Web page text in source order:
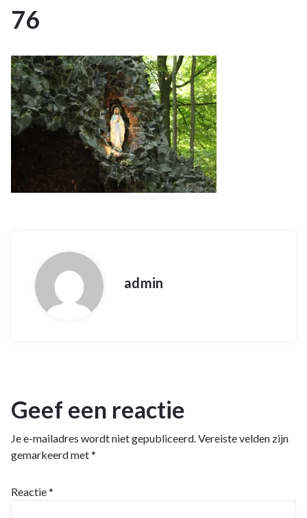
10
OKT 2023
76
admin
Geef een reactie
Je e-mailadres wordt niet gepubliceerd. Vereiste velden zijn
gemarkeerd met*
Reactie*